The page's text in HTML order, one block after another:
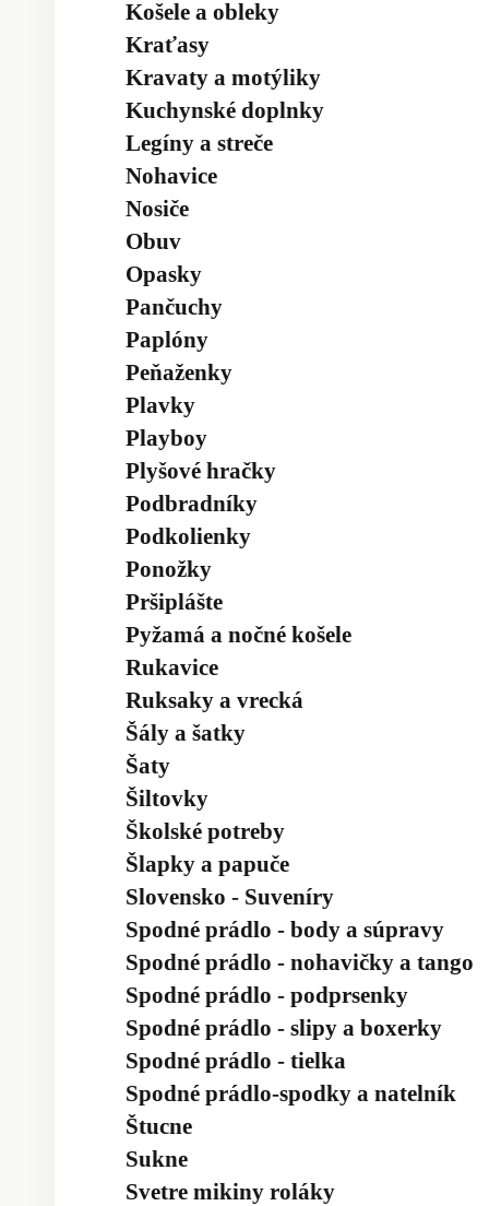
Košele a obleky
Kraťasy
Kravaty a motýliky
Kuchynské doplnky
Legíny a streče
Nohavice
Nosiče
Obuv
Opasky
Pančuchy
Paplóny
Peňaženky
Plavky
Playboy
Plyšové hračky
Podbradníky
Podkolienky
Ponožky
Pršiplášte
Pyžamá a nočné košele
Rukavice
Ruksaky a vrecká
Šály a šatky
Šaty
Šiltovky
Školské potreby
Šlapky a papuče
Slovensko - Suveníry
Spodné prádlo - body a súpravy
Spodné prádlo - nohavičky a tango
Spodné prádlo - podprsenky
Spodné prádlo - slipy a boxerky
Spodné prádlo - tielka
Spodné prádlo-spodky a natelník
Štucne
Sukne
Svetre mikiny roláky